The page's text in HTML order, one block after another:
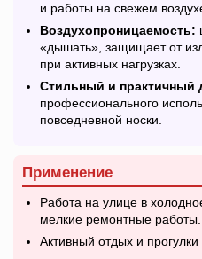
и работы на свежем
Воздухопроницаемость:
«дышать», защищает от
при активных нагрузках.
Стильный и практичный
профессионального
повседневной носки.
Применение
Работа на улице в
мелкие ремонтные работы.
Активный отдых и